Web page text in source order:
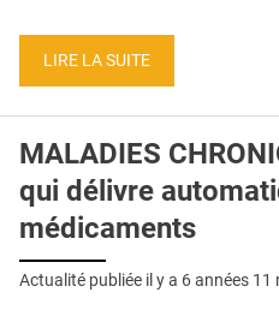
LIRE LA SUITE
MALADIES
qui délivre
médicaments
Actualité publiée il y a 6 années 11